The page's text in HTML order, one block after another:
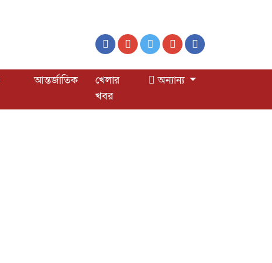
আন্তর্জাতিক
খেলার
খবর
অন্যান্য